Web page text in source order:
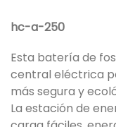
hc-a-250
Esta batería de
central eléctrica
más segura y
La estación de